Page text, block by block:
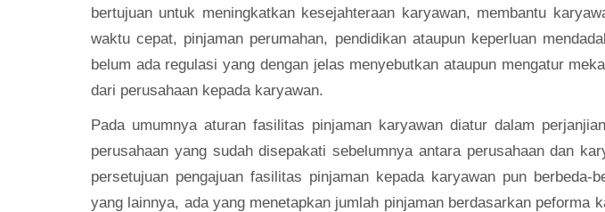
bertujuan untuk meningkatkan kesejahteraan karyawan, membantu
waktu cepat, pinjaman perumahan, pendidikan ataupun keperluan
belum ada regulasi yang dengan jelas menyebutkan ataupun mengatur
dari perusahaan kepada karyawan.
Pada umumnya aturan fasilitas pinjaman karyawan diatur dalam
perusahaan yang sudah disepakati sebelumnya antara perusahaan dan
persetujuan pengajuan fasilitas pinjaman kepada karyawan pun berbeda-
yang lainnya, ada yang menetapkan jumlah pinjaman berdasarkan peforma